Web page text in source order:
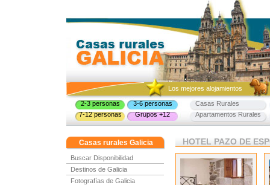
Los mejores alojamientos
2-3 personas 3-6 personas Casas Rurales
7-12 personas
Grupos +12 Apartamentos Rurales
Casas rurales Galicia
Buscar Disponibilidad
Destinos de Galicia
Fotografías de Galicia
HOTEL PAZO DE